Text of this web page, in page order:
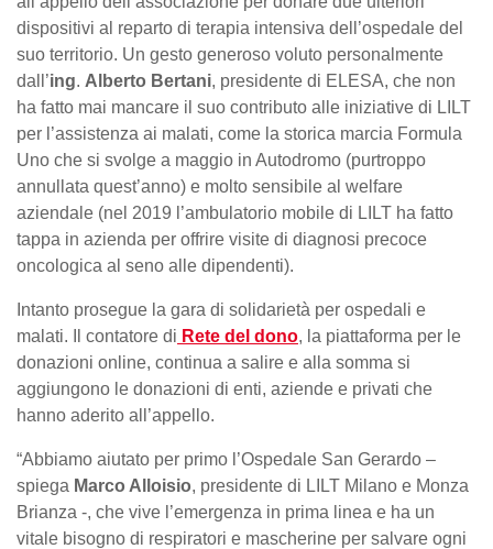
dispositivi al reparto di terapia intensiva dell’ospedale del
suo territorio. Un gesto generoso voluto personalmente
dall’ing. Alberto Bertani, presidente di ELESA, che non
ha fatto mai mancare il suo contributo alle iniziative di LILT
per l’assistenza ai malati, come la storica marcia Formula
Uno che si svolge a maggio in Autodromo (purtroppo
annullata quest’anno) e molto sensibile al welfare
aziendale (nel 2019 l’ambulatorio mobile di LILT ha fatto
tappa in azienda per offrire visite di diagnosi precoce
oncologica al seno alle dipendenti).
Intanto prosegue la gara di solidarietà per ospedali e
malati. Il contatore di Rete del dono, la piattaforma per le
donazioni online, continua a salire e alla somma si
aggiungono le donazioni di enti, aziende e privati che
hanno aderito all’appello.
“Abbiamo aiutato per primo l’Ospedale San Gerardo –
spiega Marco Alloisio, presidente di LILT Milano e Monza
Brianza -, che vive l’emergenza in prima linea e ha un
vitale bisogno di respiratori e mascherine per salvare ogni